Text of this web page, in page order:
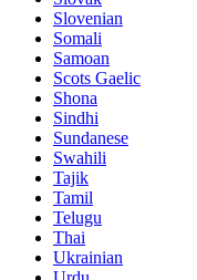
Slovenian
Somali
Samoan
Scots Gaelic
Shona
Sindhi
Sundanese
Swahili
Tajik
Tamil
Telugu
Thai
Ukrainian